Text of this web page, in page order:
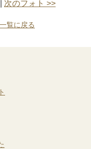
次のフォト >>
覧に戻る